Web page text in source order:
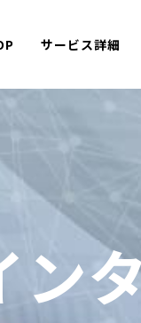
サービス詳細
ン